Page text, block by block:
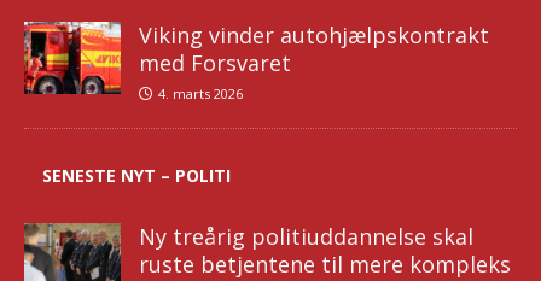
Viking vinder autohjælpskontrakt
med Forsvaret
4. marts 2026
SENESTE NYT – POLITI
Ny treårig politiuddannelse skal
ruste betjentene til mere kompleks